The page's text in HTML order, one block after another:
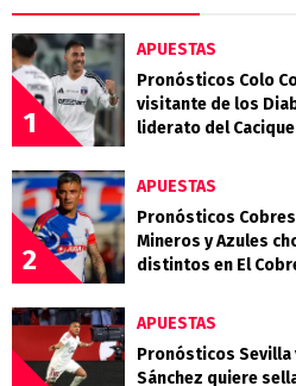
1
APUESTAS
Pronósticos Colo
visitante de los
liderato del Cacique
2
APUESTAS
Pronósticos
Mineros y Azules
distintos en El
APUESTAS
Pronósticos Sevilla
Sánchez quiere